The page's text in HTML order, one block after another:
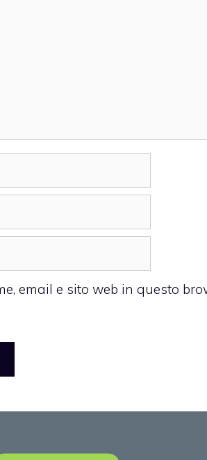
email e sito web in questo